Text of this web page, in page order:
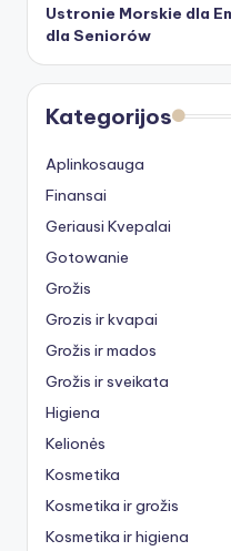
Ustronie Morskie dla
dla Seniorów
Kategorijos
Aplinkosauga
Finansai
Geriausi Kvepalai
Gotowanie
Grožis
Grozis ir kvapai
Grožis ir mados
Grožis ir sveikata
Higiena
Kelionės
Kosmetika
Kosmetika ir grožis
Kosmetika ir higiena